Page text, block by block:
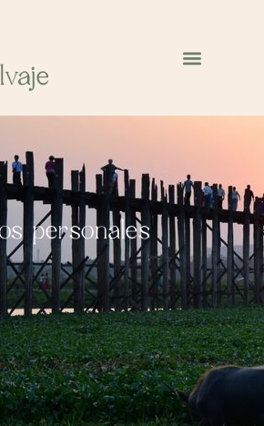
personales